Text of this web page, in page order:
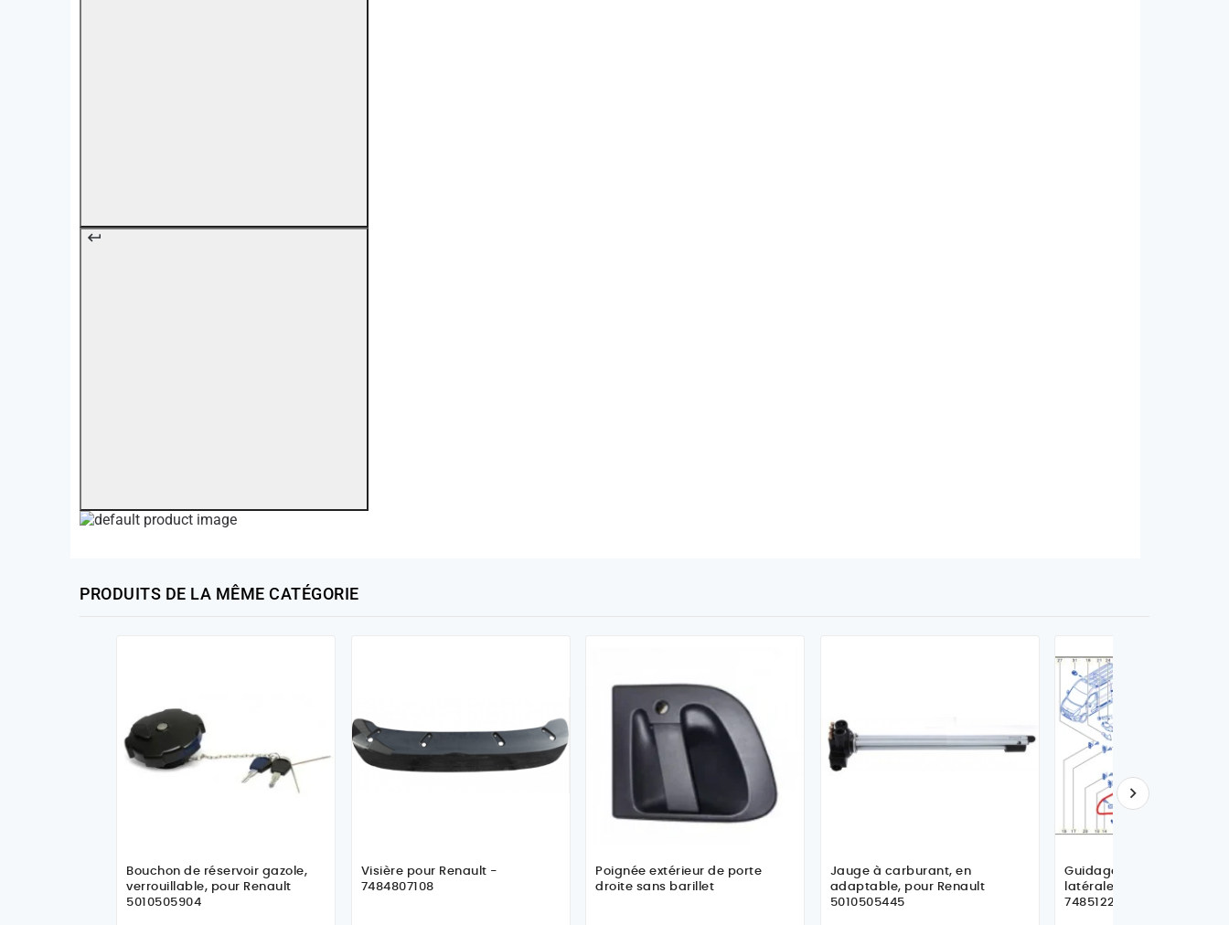
PRODUITS DE LA MÊME CATÉGORIE
Bouchon de réservoir gazole,
verrouillable, pour Renault
5010505904
Visière pour Renault -
7484807108
Poignée extérieur de porte
droite sans barillet
Jauge à carburant, en
adaptable, pour Renault
5010505445
Guidage inférieur de
latérale G pour Renault-
7485122176
